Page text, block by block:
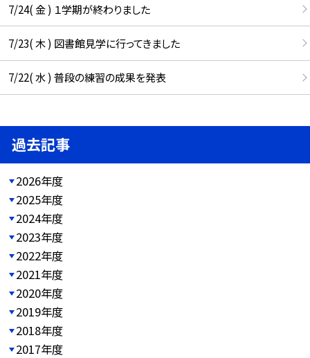
7/24( 金 ) １学期が終わりました
7/23( 木 ) 図書館見学に行ってきました
7/22( 水 ) 普段の練習の成果を発表
過去記事
2026年度
2025年度
2024年度
2023年度
2022年度
2021年度
2020年度
2019年度
2018年度
2017年度